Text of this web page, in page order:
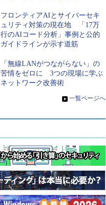
フロンティアAIとサイバーセキ
ュリティ対策の現在地 「17万
行のAIコード分析」事例と公的
ガイドラインが示す道筋
「無線LANがつながらない」の
苦情をゼロに 3つの現場に学ぶ
ネットワーク改善術
» 一覧ページへ